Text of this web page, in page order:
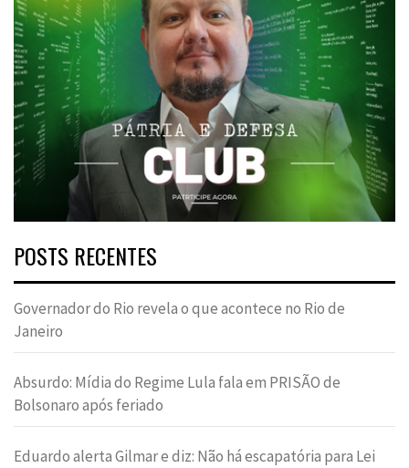
POSTS RECENTES
Governador do Rio revela o que acontece no Rio de
Janeiro
Absurdo: Mídia do Regime Lula fala em PRISÃO de
Bolsonaro após feriado
Eduardo alerta Gilmar e diz: Não há escapatória para Lei